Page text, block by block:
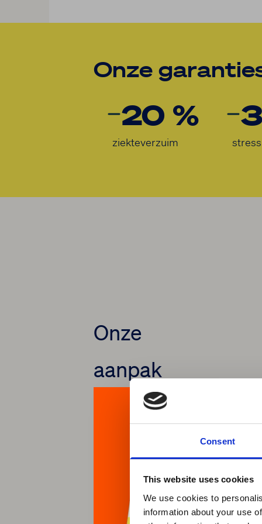
Consent
This website uses cookies
We use cookies to
information about your use
Onze
20 %
ziekteverzuim stress
Onze
aanpak